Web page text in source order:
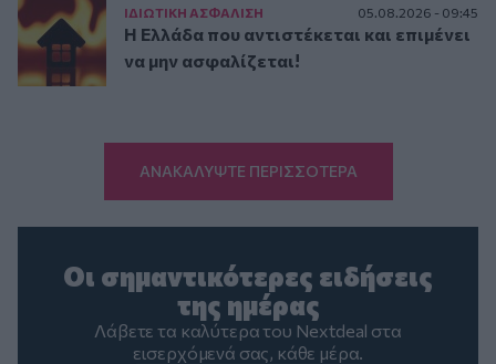
ΙΔΙΩΤΙΚΗ ΑΣΦAΛΙΣΗ 05.08.2026 - 09:45
Η Ελλάδα που αντιστέκεται και επιμένει
να μην ασφαλίζεται!
ΑΝΑΚΑΛΥΨΤΕ ΠΕΡΙΣΣΟΤΕΡΑ
Οι σημαντικότερες ειδήσεις
της ημέρας
Λάβετε τα καλύτερα του Nextdeal στα
εισερχόμενά σας, κάθε μέρα.